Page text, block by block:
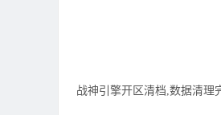
战神引擎开区清档,数据清理